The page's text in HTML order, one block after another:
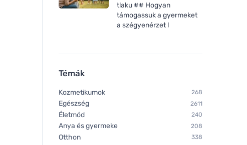
tlaku ## Hogyan
támogassuk a gyermeket
a szégyenérzet l
Témák
Kozmetikumok 268
Egészség 2611
Életmód 240
Anya és gyermeke 208
Otthon 338